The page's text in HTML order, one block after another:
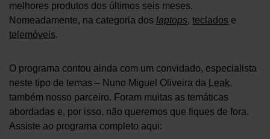
melhores produtos dos últimos seis meses.
Nomeadamente, na categoria dos laptops, teclados e
telemóveis.
O programa contou ainda com um convidado, especialista
neste tipo de temas – Nuno Miguel Oliveira da
Leak,
também nosso parceiro. Foram muitas as temáticas
abordadas e, por isso, não queremos que fiques de fora.
Assiste ao programa completo aqui: